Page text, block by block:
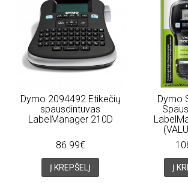
Dymo 2094492 Etikečių
spausdintuvas
LabelManager 210D
86.99€
Į KREPŠELĮ
Dymo
Į